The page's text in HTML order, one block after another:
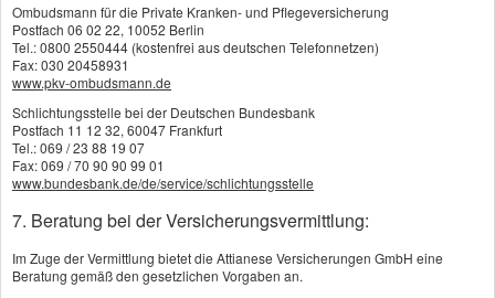
Ombudsmann für die Private Kranken- und Pflegeversicherung
Postfach 06 02 22, 10052 Berlin
Tel.: 0800 2550444 (kostenfrei aus deutschen Telefonnetzen)
Fax: 030 20458931
www.pkv-ombudsmann.de
Schlichtungsstelle bei der Deutschen Bundesbank
Postfach 11 12 32, 60047 Frankfurt
Tel.: 069 / 23 88 19 07
Fax: 069 / 70 90 90 99 01
www.bundesbank.de/de/service/schlichtungsstelle
7. Beratung bei der Versicherungsvermittlung:
Im Zuge der Vermittlung bietet die Attianese Versicherungen GmbH eine
Beratung gemäß den gesetzlichen Vorgaben an.